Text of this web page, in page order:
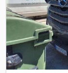
inspecția tehnică
(contra cost).
din Germania. În
depus ca
exceptați. Alte
plăcere la toate
engleză: ,, cehă,